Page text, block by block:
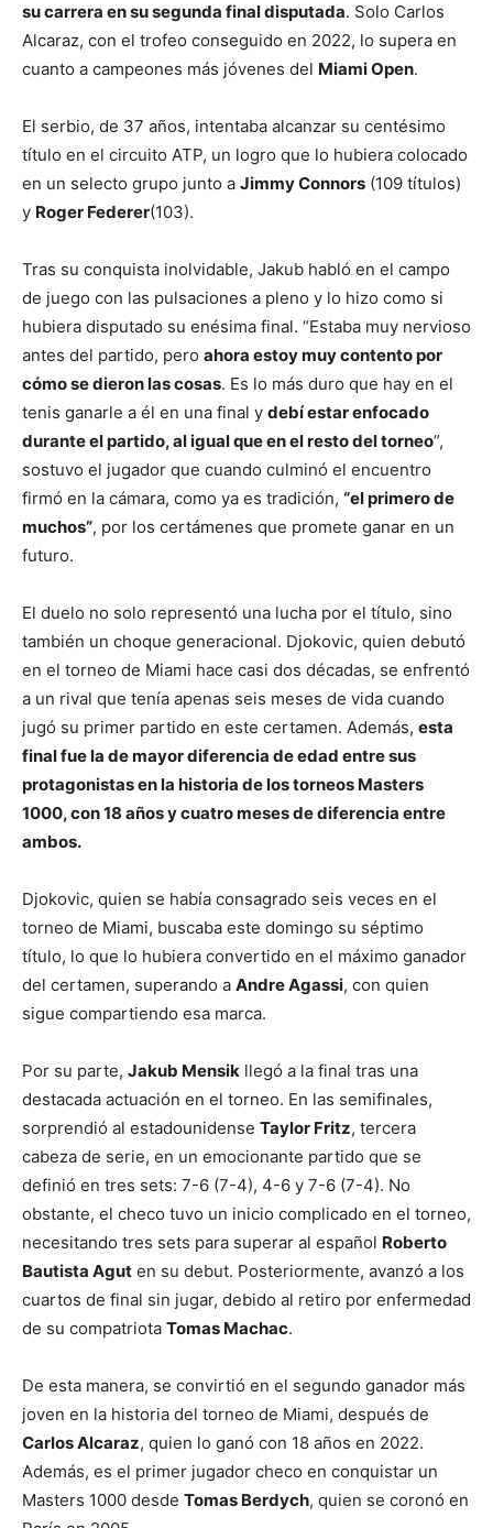
su carrera en su segunda final disputada. Solo Carlos
Alcaraz, con el trofeo conseguido en 2022, lo supera en
cuanto a campeones más jóvenes del Miami Open.
El serbio, de 37 años, intentaba alcanzar su centésimo
título en el circuito ATP, un logro que lo hubiera colocado
en un selecto grupo junto a Jimmy Connors (109 títulos)
y Roger Federer(103).
Tras su conquista inolvidable, Jakub habló en el campo
de juego con las pulsaciones a pleno y lo hizo como si
hubiera disputado su enésima final. “Estaba muy nervioso
antes del partido, pero ahora estoy muy contento por
cómo se dieron las cosas. Es lo más duro que hay en el
tenis ganarle a él en una final y debí estar enfocado
durante el partido, al igual que en el resto del torneo”,
sostuvo el jugador que cuando culminó el encuentro
firmó en la cámara, como ya es tradición, “el primero de
muchos”, por los certámenes que promete ganar en un
futuro.
El duelo no solo representó una lucha por el título, sino
también un choque generacional. Djokovic, quien debutó
en el torneo de Miami hace casi dos décadas, se enfrentó
a un rival que tenía apenas seis meses de vida cuando
jugó su primer partido en este certamen. Además, esta
final fue la de mayor diferencia de edad entre sus
protagonistas en la historia de los torneos Masters
1000, con 18 años y cuatro meses de diferencia entre
ambos.
Djokovic, quien se había consagrado seis veces en el
torneo de Miami, buscaba este domingo su séptimo
título, lo que lo hubiera convertido en el máximo ganador
del certamen, superando a Andre Agassi, con quien
sigue compartiendo esa marca.
Por su parte, Jakub Mensik llegó a la final tras una
destacada actuación en el torneo. En las semifinales,
sorprendió al estadounidense Taylor Fritz, tercera
cabeza de serie, en un emocionante partido que se
definió en tres sets: 7-6 (7-4), 4-6 y 7-6 (7-4). No
obstante, el checo tuvo un inicio complicado en el torneo,
necesitando tres sets para superar al español Roberto
Bautista Agut en su debut. Posteriormente, avanzó a los
cuartos de final sin jugar, debido al retiro por enfermedad
de su compatriota Tomas Machac.
De esta manera, se convirtió en el segundo ganador más
joven en la historia del torneo de Miami, después de
Carlos Alcaraz, quien lo ganó con 18 años en 2022.
Además, es el primer jugador checo en conquistar un
Masters 1000 desde Tomas Berdych, quien se coronó en